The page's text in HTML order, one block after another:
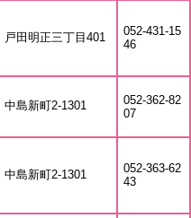
戸田明正三丁目401
052-431-15
46
中島新町2-1301
052-362-82
07
中島新町2-1301
052-363-62
43